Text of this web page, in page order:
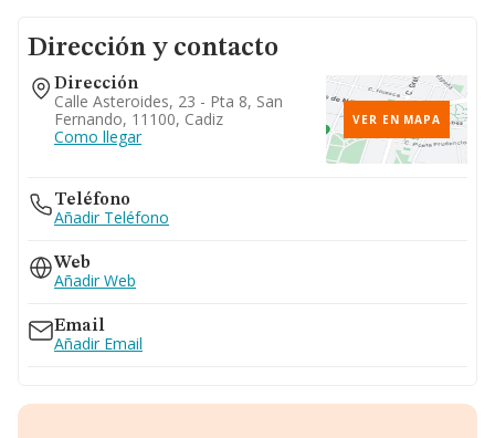
Dirección y contacto
Dirección
Calle Asteroides, 23 - Pta 8, San
Fernando, 11100, Cadiz
Como llegar
VER EN MAPA
Teléfono
Añadir Teléfono
Web
Añadir Web
Email
Añadir Email